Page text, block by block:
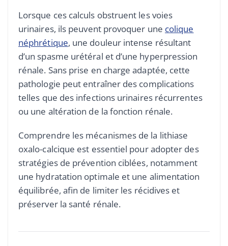
Lorsque ces calculs obstruent les voies
urinaires, ils peuvent provoquer une colique
néphrétique, une douleur intense résultant
d’un spasme urétéral et d’une hyperpression
rénale. Sans prise en charge adaptée, cette
pathologie peut entraîner des complications
telles que des infections urinaires récurrentes
ou une altération de la fonction rénale.
Comprendre les mécanismes de la lithiase
oxalo-calcique est essentiel pour adopter des
stratégies de prévention ciblées, notamment
une hydratation optimale et une alimentation
équilibrée, afin de limiter les récidives et
préserver la santé rénale.